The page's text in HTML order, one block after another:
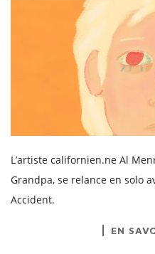
L’artiste californien.ne Al
Grandpa, se relance en solo
Accident.
EN